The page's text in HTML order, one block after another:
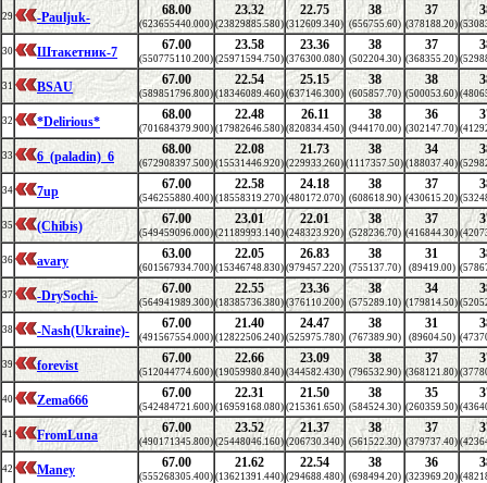
29 -Pauljuk- 68.00
(623655440.000)
23.32
(23829885.580)
22.75
(312609.340)
38
(656755.60)
37
(378188.20)
30 Штакетник-7 67.00
(550775110.200)
23.58
(25971594.750)
23.36
(376300.080)
38
(502204.30)
37
(368355.20)
31 BSAU 67.00
(589851796.800)
22.54
(18346089.460)
25.15
(637146.300)
38
(605857.70)
38
(500053.60)
32 *Delirious* 68.00
(701684379.900)
22.48
(17982646.580)
26.11
(820834.450)
38
(944170.00)
36
(302147.70)
33 6_(paladin)_6 68.00
(672908397.500)
22.08
(15531446.920)
21.73
(229933.260)
38
(1117357.50)
34
(188037.40)
34 7up 67.00
(546255880.400)
22.58
(18558319.270)
24.18
(480172.070)
38
(608618.90)
37
(430615.20)
35 (Chibis) 67.00
(549459096.000)
23.01
(21189993.140)
22.01
(248323.920)
38
(528236.70)
37
(416844.30)
36 avary 63.00
(601567934.700)
22.05
(15346748.830)
26.83
(979457.220)
38
(755137.70)
31
(89419.00)
37 -DrySochi- 67.00
(564941989.300)
22.55
(18385736.380)
23.36
(376110.200)
38
(575289.10)
34
(179814.50)
38 -Nash(Ukraine)- 67.00
(491567554.000)
21.40
(12822506.240)
24.47
(525975.780)
38
(767389.90)
31
(89604.50)
39 forevist 67.00
(512044774.600)
22.66
(19059980.840)
23.09
(344582.430)
38
(796532.90)
37
(368121.80)
40 Zema666 67.00
(542484721.600)
22.31
(16959168.080)
21.50
(215361.650)
38
(584524.30)
35
(260359.50)
41 FromLuna 67.00
(490171345.800)
23.52
(25448046.160)
21.37
(206730.340)
38
(561522.30)
37
(379737.40)
42 Maney 67.00
(555268305.400)
21.62
(13621391.440)
22.54
(294688.480)
38
(698494.20)
36
(323969.20)